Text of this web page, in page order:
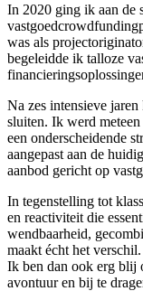
In 2020 ging ik aan de
was als
begeleidde ik talloze
Na zes intensieve
sluiten. Ik werd
een onderscheidende
aangepast aan de
aanbod gericht op
In tegenstelling tot
en reactiviteit die
wendbaarheid,
maakt écht het verschil.
Ik ben dan ook erg blij
avontuur en bij te